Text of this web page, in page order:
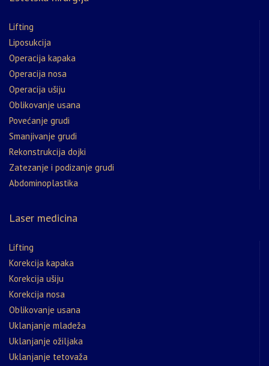
Lifting
Liposukcija
Operacija kapaka
Operacija nosa
Operacija ušiju
Oblikovanje usana
Povećanje grudi
Smanjivanje grudi
Rekonstrukcija dojki
Zatezanje i podizanje grudi
Abdominoplastika
Laser medicina
Lifting
Korekcija kapaka
Korekcija ušiju
Korekcija nosa
Oblikovanje usana
Uklanjanje mladeža
Uklanjanje ožiljaka
Uklanjanje tetovaža